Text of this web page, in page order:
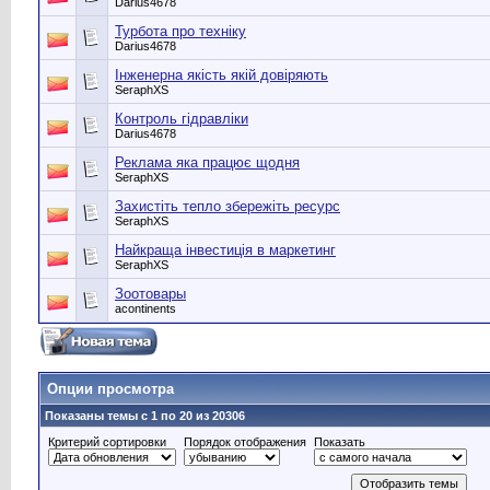
Турбота про техніку
Darius4678
Інженерна якість якій довіряють
SeraphXS
Контроль гідравліки
Darius4678
Реклама яка працює щодня
SeraphXS
Захистіть тепло збережіть ресурс
SeraphXS
Найкраща інвестиція в маркетинг
SeraphXS
Зоотовары
acontinents
Опции просмотра
Показаны темы с 1 по 20 из 20306
Критерий сортировки
Порядок отображения Показать